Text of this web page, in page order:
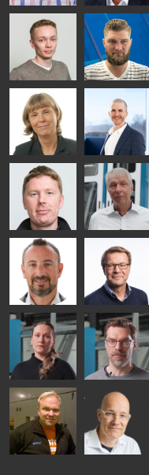
Taneli
Ylinen
HEAT
TREATMENT
SOLUTIONS
- GLASTON
Uwe Risle
INSULATING
GLASS
TECHNOLOGY
- GLASTON
Kalle
Kaijanen
Kuusela
GLASTON
AgnetaS
COMMUNICATIONS
- GLASTON
Robert
Jenks
Mikko
Rantala
Ralf
Wolter
Bertrand
Cazes
Simo
Salminen
GLASTON
FINLAND OY
Alessa
Koskinen
Sakari
Palokangas